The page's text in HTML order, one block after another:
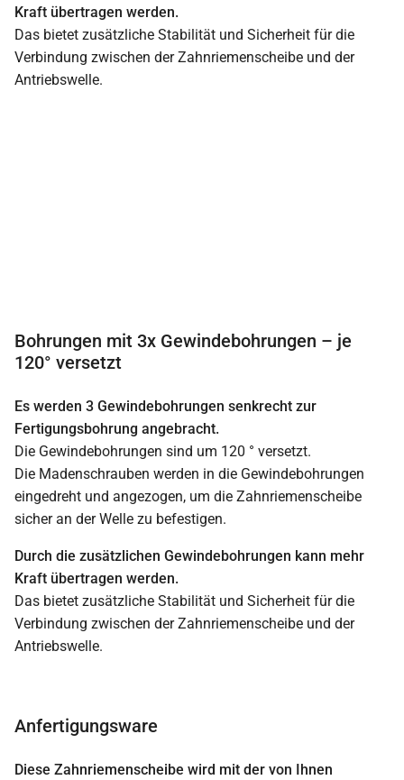
Kraft übertragen werden.
Das bietet zusätzliche Stabilität und Sicherheit für die
Verbindung zwischen der Zahnriemenscheibe und der
Antriebswelle.
Bohrungen mit 3x Gewindebohrungen – je
120° versetzt
Es werden 3 Gewindebohrungen senkrecht zur
Fertigungsbohrung angebracht.
Die Gewindebohrungen sind um 120 ° versetzt.
Die Madenschrauben werden in die Gewindebohrungen
eingedreht und angezogen, um die Zahnriemenscheibe
sicher an der Welle zu befestigen.
Durch die zusätzlichen Gewindebohrungen kann mehr
Kraft übertragen werden.
Das bietet zusätzliche Stabilität und Sicherheit für die
Verbindung zwischen der Zahnriemenscheibe und der
Antriebswelle.
Anfertigungsware
Diese Zahnriemenscheibe wird mit der von Ihnen